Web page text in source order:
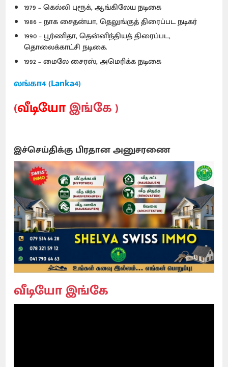
1979 – கெல்லி புரூக், ஆங்கிலேய நடிகை
1986 – நாக சைதன்யா, தெலுங்குத் திரைப்பட நடிகர்
1990 – பூர்ணிதா, தென்னிந்தியத் திரைப்பட,
தொலைக்காட்சி நடிகை.
1992 – மைலே சைரஸ், அமெரிக்க நடிகை
லங்கா4 (Lanka4)
(வீடியோஇங்கே )
இச்செய்திக்கு பிரதான அனுசரணை
வீடியோ இங்கே